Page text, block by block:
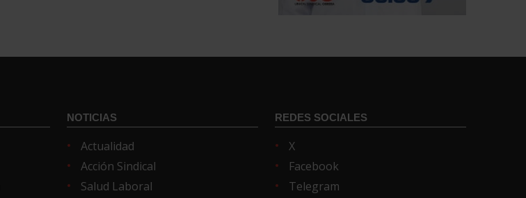
NOTICIAS
Actualidad
Acción Sindical
Salud Laboral
REDES SOCIALES
X
Facebook
Telegram